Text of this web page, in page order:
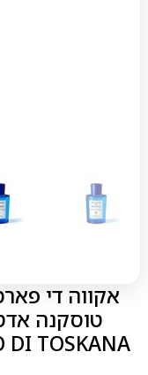
אקווה די
DI TOSKANA